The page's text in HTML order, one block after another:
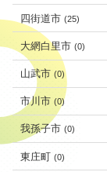
四街道市 (25)
大網白里市 (0)
山武市 (0)
市川市 (0)
我孫子市 (0)
東庄町 (0)